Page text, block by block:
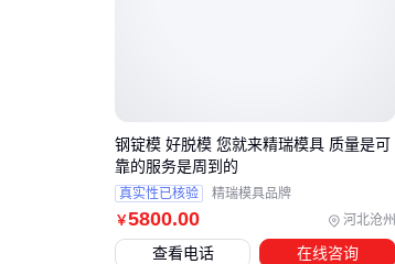
￥5800.00 河北沧州
钢锭模 好脱模 您就来精瑞模具 质量是可
靠的服务是周到的
真实性已核验 精瑞模具品牌
查看电话 在线咨询